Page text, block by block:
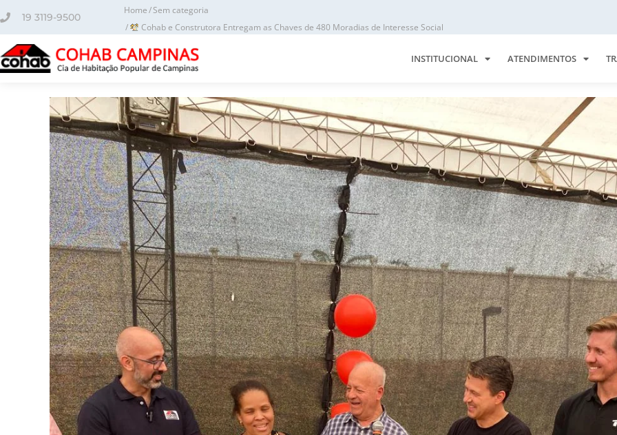
conteúdo
19 3119-9500
Home Sem categoria
Cohab e Construtora Entregam as Chaves de 480 Moradias de Interesse Social
INSTITUCIONAL ATENDIMENTOS